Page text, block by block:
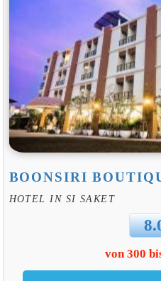
BOONSIRI
HOTEL IN SI SAKET
von 300